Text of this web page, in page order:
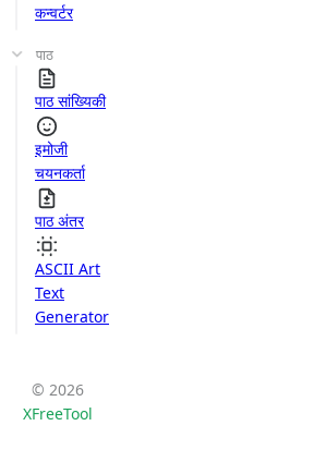
कन्वर्टर
पाठ
पाठ सांख्यिकी
इमोजी
चयनकर्ता
पाठ अंतर
ASCII Art
Text
Generator
© 2026
XFreeTool